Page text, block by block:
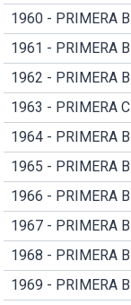
1960 - PRIMERA B
1961 - PRIMERA B
1962 - PRIMERA B
1963 - PRIMERA C
1964 - PRIMERA B
1965 - PRIMERA B
1966 - PRIMERA B
1967 - PRIMERA B
1968 - PRIMERA B
1969 - PRIMERA B